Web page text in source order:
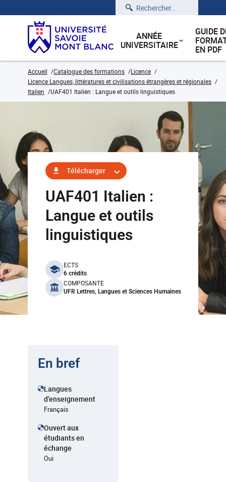
Rechercher
ANNÉE
UNIVERSITAIRE
GUIDE
EN PDF
Accueil Catalogue des formations
Licence
Licence Langues, littératures et civilisations étrangères et régionales
Italien
UAF401 Italien : Langue et outils linguistiques
Télécharger
UAF401 Italien :
Langue et outils
linguistiques
benefits
ECTS
6 crédits
COMPOSANTE
UFR Lettres, Langues et Sciences Humaines
En bref
Langues
d'enseignement
Français
Ouvert aux
étudiants en
échange
Oui